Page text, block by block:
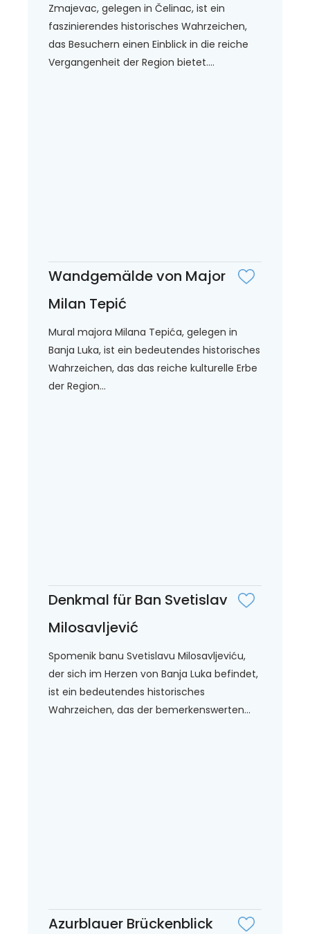
Zmajevac, gelegen in Čelinac, ist ein
faszinierendes historisches Wahrzeichen,
das Besuchern einen Einblick in die reiche
Vergangenheit der Region bietet....
Wandgemälde von Major
Milan Tepić
Mural majora Milana Tepića, gelegen in
Banja Luka, ist ein bedeutendes historisches
Wahrzeichen, das das reiche kulturelle Erbe
der Region...
Denkmal für Ban Svetislav
Milosavljević
Spomenik banu Svetislavu Milosavljeviću,
der sich im Herzen von Banja Luka befindet,
ist ein bedeutendes historisches
Wahrzeichen, das der bemerkenswerten...
Azurblauer Brückenblick